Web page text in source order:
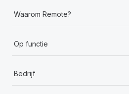
Waarom Remote?
Op functie
Bedrijf